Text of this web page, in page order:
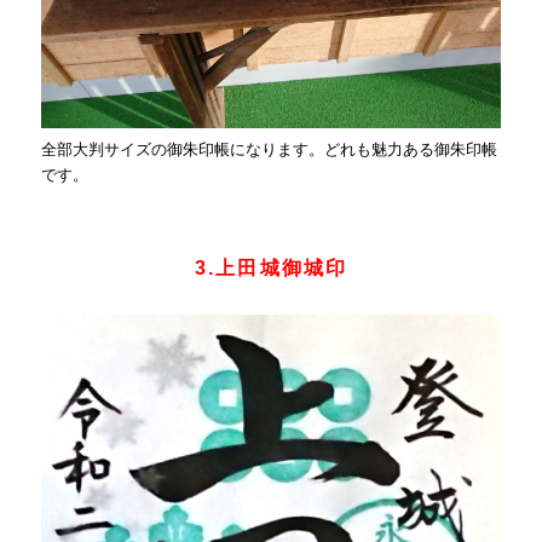
全部大判サイズの御朱印帳になります。どれも魅力ある御朱印帳
です。
3.上田城御城印